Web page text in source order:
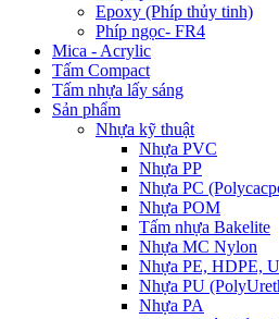
Epoxy (Phíp thủy tinh)
Phíp ngọc- FR4
Mica - Acrylic
Tấm Compact
Tấm nhựa lấy sáng
Sản phẩm
Nhựa kỹ thuật
Nhựa PVC
Nhựa PP
Nhựa PC
Nhựa POM
Tấm nhựa Bakelite
Nhựa MC Nylon
Nhựa PE, HDPE,
Nhựa PU
Nhựa PA